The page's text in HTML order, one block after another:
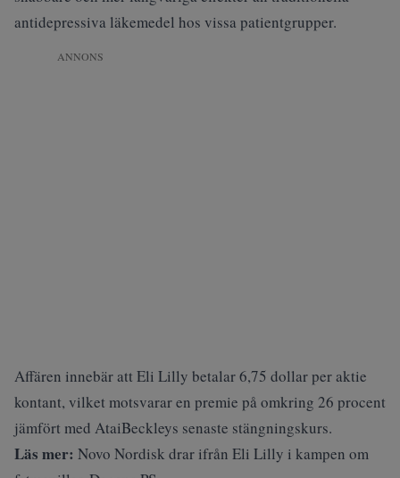
antidepressiva läkemedel hos vissa patientgrupper.
ANNONS
Affären innebär att Eli Lilly betalar 6,75 dollar per aktie
kontant, vilket motsvarar en premie på omkring 26 procent
jämfört med AtaiBeckleys senaste stängningskurs.
Läs mer: Novo Nordisk drar ifrån Eli Lilly i kampen om